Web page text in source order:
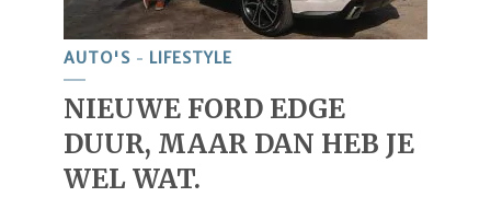
AUTO'S LIFESTYLE
NIEUWE FORD EDGE
DUUR, MAAR DAN HEB JE
WEL WAT.